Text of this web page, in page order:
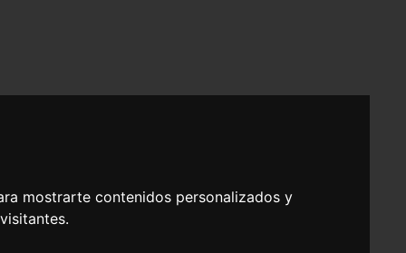
mostrarte contenidos personalizados y